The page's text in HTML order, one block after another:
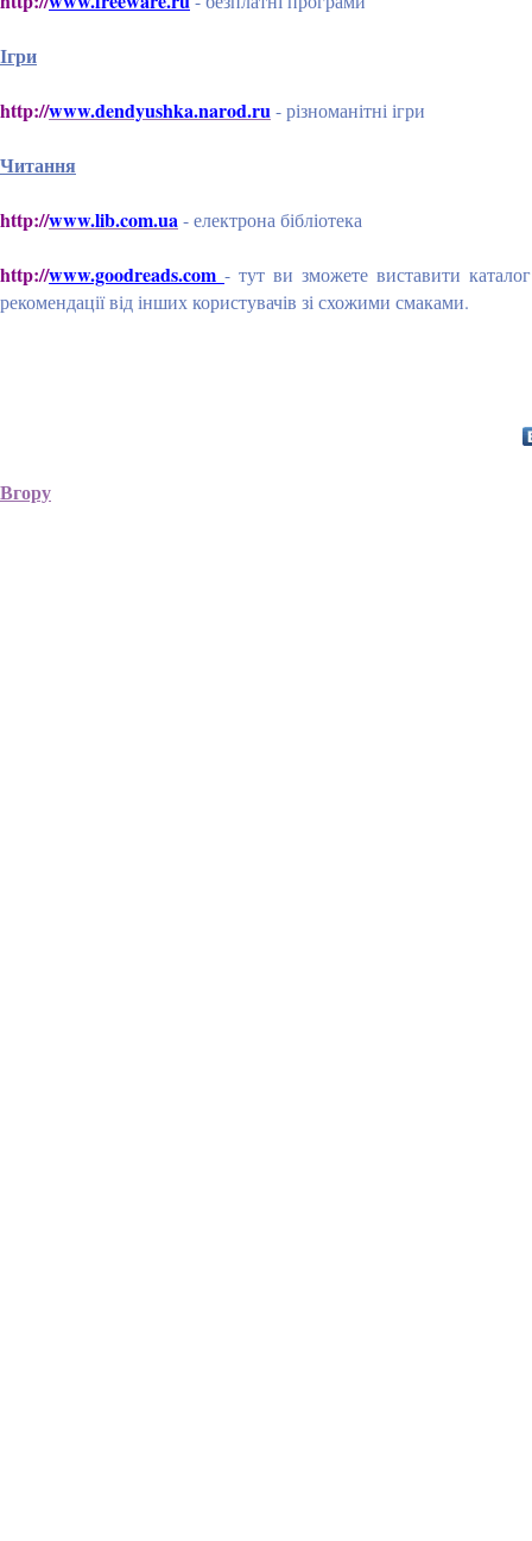
Ігри
http://www.dendyushka.narod.ru- різноманітні ігри
Читання
http://www.lib.com.ua- електрона бібліотека
http://www.goodreads.com - тут ви зможете виставити
рекомендації від інших користувачів зі схожими смаками.
Вгору